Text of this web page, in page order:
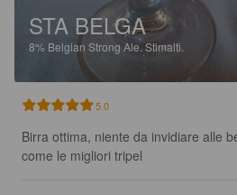
STA BELGA
8% Belgian Strong Ale. Stimalti.
5.0
Birra ottima, niente da invidiare alle
come le migliori tripel